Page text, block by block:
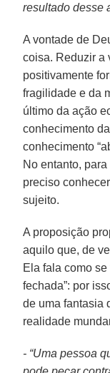
resultado desse
A vontade de
coisa. Reduzir a
positivamente
fragilidade e da
último da ação
conhecimento
conhecimento
No entanto,
preciso
sujeito.
A proposição
aquilo que, de
Ela fala como
fechada”: por
de uma fantasia
realidade
- “Uma pessoa